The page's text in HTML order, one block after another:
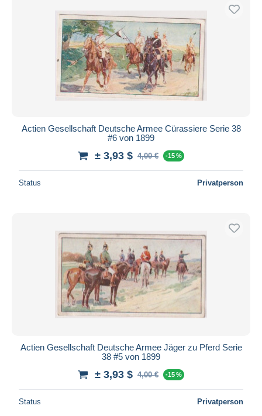
Actien Gesellschaft Deutsche Armee Cürassiere Serie 38
#6 von 1899
± 3,93 $ 4,00 € -15 %
Status Privatperson
Actien Gesellschaft Deutsche Armee Jäger zu Pferd Serie
38 #5 von 1899
± 3,93 $ 4,00 € -15 %
Status Privatperson